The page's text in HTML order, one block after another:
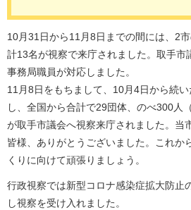
10月31日から11月8日までの間には、2
計13名が視察で来庁されました。取手市
事務局職員が対応しました。
11月8日をもちまして、10月4日から続
し、全国から合計で29団体、のべ300人
が取手市議会へ視察来庁されました。当
皆様、ありがとうございました。これか
くりに向けて頑張りましょう。
行政視察では新型コロナ感染症拡大防止
し視察を受け入れました。